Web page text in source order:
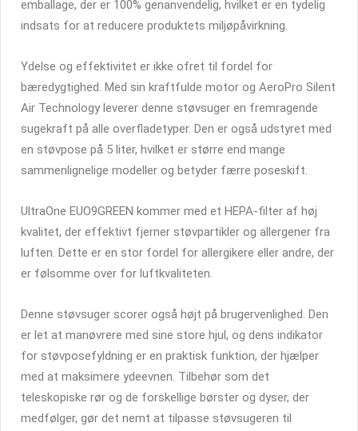
emballage, der er 100% genanvendelig, hvilket er en tydelig
indsats for at reducere produktets miljøpåvirkning.
Ydelse og effektivitet er ikke ofret til fordel for
bæredygtighed. Med sin kraftfulde motor og AeroPro Silent
Air Technology leverer denne støvsuger en fremragende
sugekraft på alle overfladetyper. Den er også udstyret med
en støvpose på 5 liter, hvilket er større end mange
sammenlignelige modeller og betyder færre poseskift.
UltraOne EUO9GREEN kommer med et HEPA-filter af høj
kvalitet, der effektivt fjerner støvpartikler og allergener fra
luften. Dette er en stor fordel for allergikere eller andre, der
er følsomme over for luftkvaliteten.
Denne støvsuger scorer også højt på brugervenlighed. Den
er let at manøvrere med sine store hjul, og dens indikator
for støvposefyldning er en praktisk funktion, der hjælper
med at maksimere ydeevnen. Tilbehør som det
teleskopiske rør og de forskellige børster og dyser, der
medfølger, gør det nemt at tilpasse støvsugeren til